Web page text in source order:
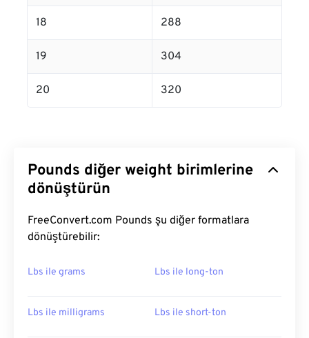
18 288
19 304
20 320
Pounds diğer weight birimlerine
dönüştürün
FreeConvert.com Pounds şu diğer formatlara
dönüştürebilir:
Lbs ile grams Lbs ile long-ton
Lbs ile milligrams Lbs ile short-ton